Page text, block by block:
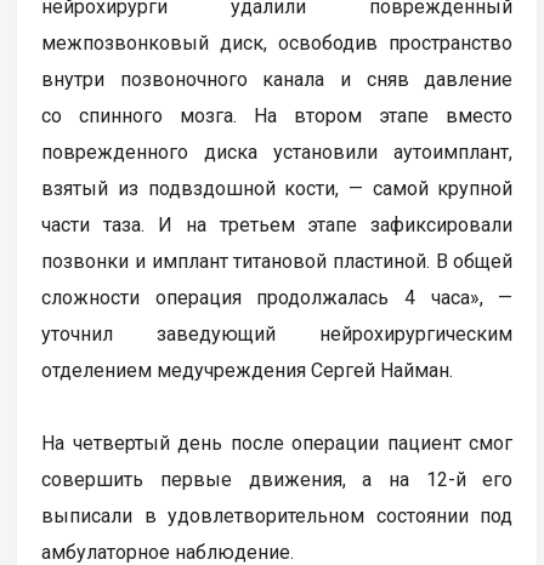
нейрохирурги удалили поврежденный
межпозвонковый диск, освободив пространство
внутри позвоночного канала и сняв давление
со спинного мозга. На втором этапе вместо
поврежденного диска установили аутоимплант,
взятый из подвздошной кости, — самой крупной
части таза. И на третьем этапе зафиксировали
позвонки и имплант титановой пластиной. В общей
сложности операция продолжалась 4 часа», —
уточнил заведующий нейрохирургическим
отделением медучреждения Сергей Найман.
На четвертый день после операции пациент смог
совершить первые движения, а на 12-й его
выписали в удовлетворительном состоянии под
амбулаторное наблюдение.